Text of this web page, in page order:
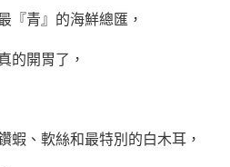
『青』的海鮮總匯，
的開胃了，
蝦、軟絲和最特別的白木耳，